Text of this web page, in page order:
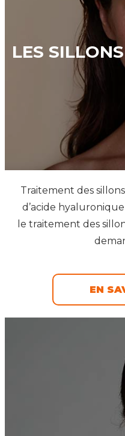
LES
Traitement des
d’acide
le traitement des
EN